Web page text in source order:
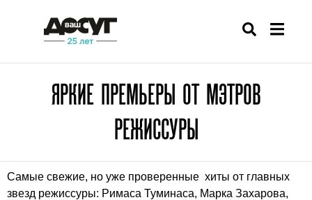
ЯРКИЕ ПРЕМЬЕРЫ ОТ МЭТРОВ
РЕЖИССУРЫ
Самые свежие, но уже проверенные хиты от главных
звезд режиссуры: Римаса Туминаса, Марка Захарова,